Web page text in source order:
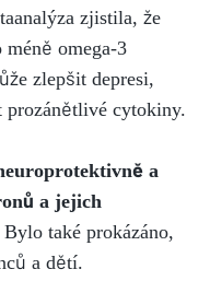
zjistila, že
méně omega-3
zlepšit depresi,
prozánětlivé cytokiny.
a
a jejich
Bylo také prokázáno,
a dětí.